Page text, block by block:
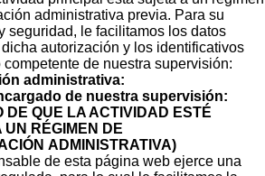
administrativa previa. Para su
seguridad, le facilitamos los datos
autorización y los identificativos
competente de nuestra supervisión:
administrativa:
de nuestra supervisión:
DE QUE LA ACTIVIDAD ESTÉ
UN RÉGIMEN DE
ADMINISTRATIVA)
de esta página web ejerce una